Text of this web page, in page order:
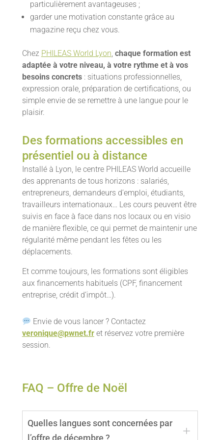
particulièrement avantageuses ;
garder une motivation constante grâce au
magazine reçu chez vous.
Chez PHILEAS World Lyon, chaque formation est
adaptée à votre niveau, à votre rythme et à vos
besoins concrets: situations professionnelles,
expression orale, préparation de certifications, ou
simple envie de se remettre à une langue pour le
plaisir.
Des formations accessibles en
présentiel ou à distance
Installé à Lyon, le centre PHILEAS World accueille
des apprenants de tous horizons : salariés,
entrepreneurs, demandeurs d’emploi, étudiants,
travailleurs internationaux… Les cours peuvent être
suivis en face à face dans nos locaux ou en visio
de manière flexible, ce qui permet de maintenir une
régularité même pendant les fêtes ou les
déplacements.
Et comme toujours, les formations sont éligibles
aux financements habituels (CPF, financement
entreprise, crédit d’impôt…).
Envie de vous lancer ? Contactez
veronique@pwnet.fret réservez votre première
session.
FAQ – Offre de Noël
Quelles langues sont concernées par
l’offre de décembre ?
L